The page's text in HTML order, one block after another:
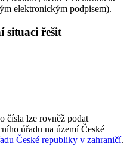
elektronickým podpisem).
situaci řešit
čísla lze rovněž podat
úřadu na území České
České republiky v zahraničí.